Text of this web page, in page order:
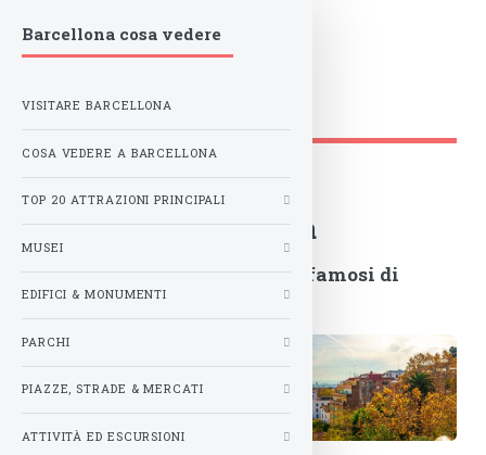
AttrazioniBarcellona.it
Barcellona/ Parco Barcellona
I Parchi di Barcellona
I giardini più belli e i parchi famosi di
Barcellona
Barcellona cosa vedere
VISITARE BARCELLONA
COSA VEDERE A BARCELLONA
TOP 20 ATTRAZIONI PRINCIPALI
MUSEI
EDIFICI & MONUMENTI
PARCHI
PIAZZE, STRADE & MERCATI
ATTIVITÀ ED ESCURSIONI